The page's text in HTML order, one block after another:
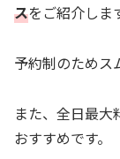
スをご紹介しま
予約制のためス
また、全日最大
おすすめです。